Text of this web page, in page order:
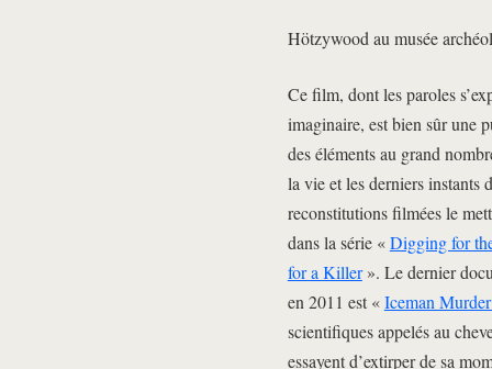
Hötzywood au musée
Ce film, dont les paroles
imaginaire, est bien sûr une
des éléments au grand
la vie et les derniers instants
reconstitutions filmées le
dans la série «Digging for
for a Killer». Le dernier
en 2011 est «Iceman
scientifiques appelés au
essayent d’extirper de sa